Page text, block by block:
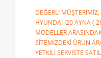
DEĞERLİ
HYUNDAİ İ20 AYNA (
MODELLER
SİTEMİZDEKİ ÜRÜN
YETKİLİ SERVİSTE